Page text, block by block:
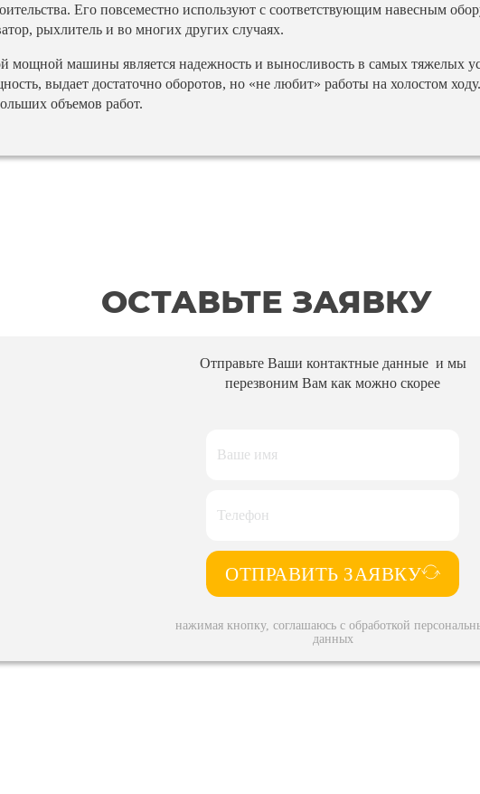
Его повсеместно используют с соответствующим навесным
рыхлитель и во многих других случаях.
машины является надежность и выносливость в самых тяжелых
выдает достаточно оборотов, но «не любит» работы на холостом
объемов работ.
ОСТАВЬТЕ ЗАЯВКУ
Отправьте Ваши контактные данные и мы
перезвоним Вам как можно скорее
ОТПРАВИТЬ ЗАЯВКУ
нажимая кнопку, соглашаюсь с обработкой
данных